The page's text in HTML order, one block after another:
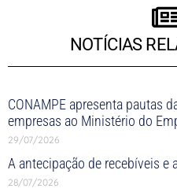
NOTÍCIAS
CONAMPE apresenta pautas
empresas ao Ministério do
29/07/2026
A antecipação de recebíveis e
28/07/2026